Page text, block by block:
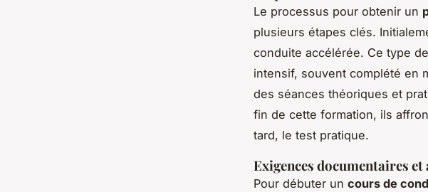
Le processus pour obtenir un
plusieurs étapes clés.
conduite accélérée. Ce type
intensif, souvent complété en
des séances théoriques et
fin de cette formation, ils
tard, le test pratique.
Exigences documentaires
Pour débuter un cours de